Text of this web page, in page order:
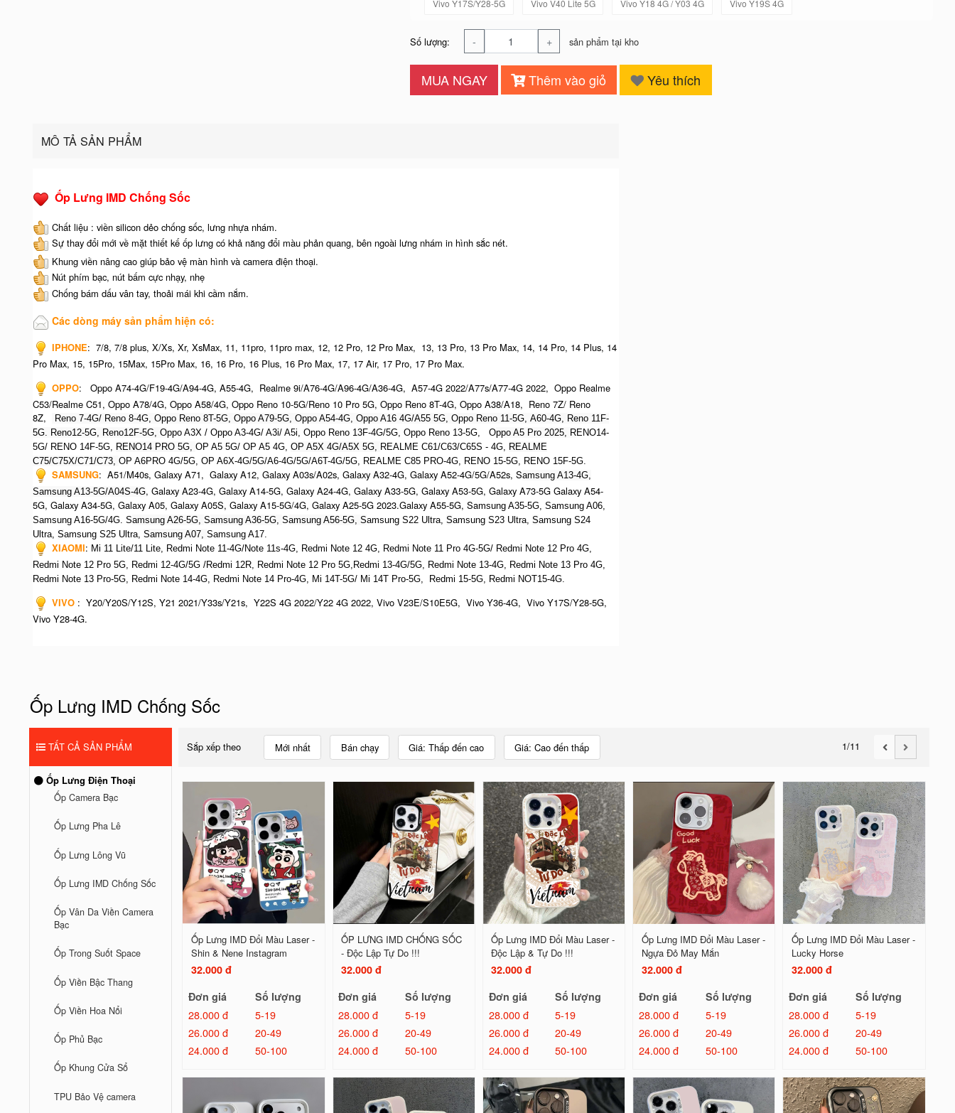
Vivo Y17S/Y28-5G Vivo V40 Lite 5G Vivo Y18 4G / Y03 4G Vivo Y19S 4G
Số lượng: - + sản phẩm tại kho
MUA NGAY Thêm vào giỏ Yêu thích
MÔ TẢ SẢN PHẨM
Ốp Lưng IMD Chống Sốc
Chất liệu : viền silicon dẻo chống sốc, lưng nhựa nhám.
Sự thay đổi mới về mặt thiết kế ốp lưng có khả năng đổi màu phản quang, bên ngoài lưng nhám in hình sắc nét.
Khung viền nâng cao giúp bảo vệ màn hình và camera điện thoại.
Nút phím bạc, nút bấm cực nhạy, nhẹ
Chống bám dấu vân tay, thoải mái khi cầm nắm.
Các dòng máy sản phẩm hiện có:
IPHONE: 7/8, 7/8 plus, X/Xs, Xr, XsMax, 11, 11pro, 11pro max, 12, 12 Pro, 12 Pro Max, 13, 13 Pro, 13 Pro Max, 14, 14 Pro, 14 Plus, 14
Pro Max, 15, 15Pro, 15Max, 15Pro Max, 16, 16 Pro, 16 Plus, 16 Pro Max, 17, 17 Air, 17 Pro, 17 Pro Max.
OPPO:
Oppo A74-4G/F19-4G/A94-4G, A55-4G, Realme 9i/A76-4G/A96-4G/A36-4G, A57-4G 2022/A77s/A77-4G 2022, Oppo Realme
C53/Realme C51, Oppo A78/4G, Oppo A58/4G, Oppo Reno 10-5G/Reno 10 Pro 5G, Oppo Reno 8T-4G, Oppo A38/A18, Reno 7Z/ Reno
8Z,
Reno 7-4G/ Reno 8-4G, Oppo Reno 8T-5G, Oppo A79-5G, Oppo A54-4G, Oppo A16 4G/A55 5G, Oppo Reno 11-5G, A60-4G, Reno 11F-
5G. Reno12-5G, Reno12F-5G, Oppo A3X / Oppo A3-4G/ A3i/ A5i, Oppo Reno 13F-4G/5G, Oppo Reno 13-5G, Oppo A5 Pro 2025, RENO14-
5G/ RENO 14F-5G, RENO14 PRO 5G, OP A5 5G/ OP A5 4G, OP A5X 4G/A5X 5G, REALME C61/C63/C65S - 4G, REALME
C75/C75X/C71/C73, OP A6PRO 4G/5G, OP A6X-4G/5G/A6-4G/5G/A6T-4G/5G, REALME C85 PRO-4G, RENO 15-5G, RENO 15F-5G.
SAMSUNG: A51/M40s, Galaxy A71, Galaxy A12, Galaxy A03s/A02s, Galaxy A32-4G, Galaxy A52-4G/5G/A52s, Samsung A13-4G,
Samsung A13-5G/A04S-4G, Galaxy A23-4G, Galaxy A14-5G, Galaxy A24-4G, Galaxy A33-5G, Galaxy A53-5G, Galaxy A73-5G Galaxy A54-
5G, Galaxy A34-5G, Galaxy A05, Galaxy A05S, Galaxy A15-5G/4G, Galaxy A25-5G 2023.Galaxy A55-5G, Samsung A35-5G, Samsung A06,
Samsung A16-5G/4G. Samsung A26-5G, Samsung A36-5G, Samsung A56-5G, Samsung S22 Ultra, Samsung S23 Ultra, Samsung S24
Ultra, Samsung S25 Ultra, Samsung A07, Samsung A17.
XIAOMI: Mi 11 Lite/11 Lite, Redmi Note 11-4G/Note 11s-4G, Redmi Note 12 4G, Redmi Note 11 Pro 4G-5G/ Redmi Note 12 Pro 4G,
Redmi Note 12 Pro 5G, Redmi 12-4G/5G /Redmi 12R, Redmi Note 12 Pro 5G,Redmi 13-4G/5G, Redmi Note 13-4G, Redmi Note 13 Pro 4G,
Redmi Note 13 Pro-5G, Redmi Note 14-4G, Redmi Note 14 Pro-4G, Mi 14T-5G/ Mi 14T Pro-5G, Redmi 15-5G, Redmi NOT15-4G.
VIVO : Y20/Y20S/Y12S, Y21 2021/Y33s/Y21s, Y22S 4G 2022/Y22 4G 2022, Vivo V23E/S10E5G, Vivo Y36-4G, Vivo Y17S/Y28-5G,
Vivo Y28-4G.
Ốp Lưng IMD Chống Sốc
TẤT CẢ SẢN PHẨM
Ốp Lưng Điện Thoại
Ốp Camera Bạc
Ốp Lưng Pha Lê
Ốp Lưng Lông Vũ
Ốp Lưng IMD Chống Sốc
Ốp Vân Da Viền Camera
Bạc
Ốp Trong Suốt Space
Ốp Viền Bậc Thang
Ốp Viền Hoa Nổi
Ốp Phủ Bạc
Ốp Khung Cửa Sổ
TPU Bảo Vệ camera
Sắp xếp theo Mới nhất Bán chạy Giá: Thấp đến cao Giá: Cao đến thấp 1/11
Ốp Lưng IMD Đổi Màu Laser -
Shin & Nene Instagram
32.000 đ
Đơn giá
Số lượng
28.000 đ
5-19
26.000 đ
20-49
24.000 đ
50-100
ỐP LƯNG IMD CHỐNG SỐC
- Độc Lập Tự Do !!!
32.000 đ
Đơn giá
Số lượng
28.000 đ
5-19
26.000 đ
20-49
24.000 đ
50-100
Ốp Lưng IMD Đổi Màu Laser -
Độc Lập & Tự Do !!!
32.000 đ
Đơn giá
Số lượng
28.000 đ
5-19
26.000 đ
20-49
24.000 đ
50-100
Ốp Lưng IMD Đổi Màu Laser -
Ngựa Đỏ May Mắn
32.000 đ
Đơn giá
Số lượng
28.000 đ
5-19
26.000 đ
20-49
24.000 đ
50-100
Ốp Lưng IMD Đổi Màu Laser -
Lucky Horse
32.000 đ
Đơn giá
Số lượng
28.000 đ
5-19
26.000 đ
20-49
24.000 đ
50-100